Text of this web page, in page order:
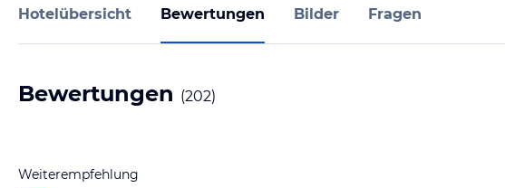
Hotelübersicht Bewertungen Bilder Fragen
Bewertungen (202)
Weiterempfehlung